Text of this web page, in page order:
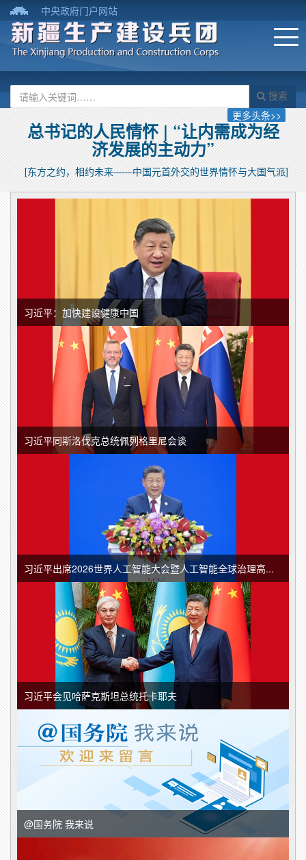
中央政府门户网站
搜索
更多头条>>
总书记的人民情怀 | “让内需成为经
济发展的主动力”
[东方之约，相约未来——中国元首外交的世界情怀与大国气派]
习近平：加快建设健康中国
习近平同斯洛伐克总统佩列格里尼会谈
习近平出席2026世界人工智能大会暨人工智能全球治理高...
习近平会见哈萨克斯坦总统托卡耶夫
@国务院 我来说